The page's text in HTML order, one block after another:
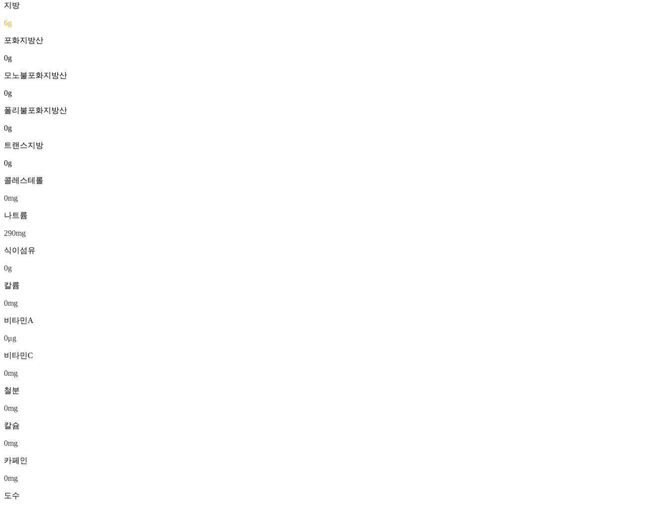
지방
6g
포화지방산
0g
모노불포화지방산
0g
폴리불포화지방산
0g
트랜스지방
0g
콜레스테롤
0mg
나트륨
290mg
식이섬유
0g
칼륨
0mg
비타민A
0μg
비타민C
0mg
철분
0mg
칼슘
0mg
카페인
0mg
도수